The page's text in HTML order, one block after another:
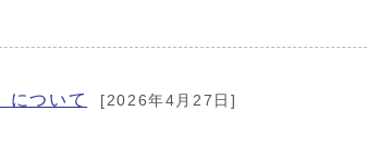
について
[2026年4月27日]